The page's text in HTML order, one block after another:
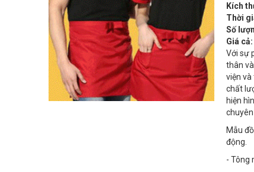
Kích
Thời
Số
Giá cả:
Với sự
thân
viện
chất
hiện
Mẫu
động.
- Tông